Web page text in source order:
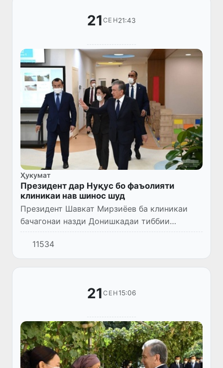
21 СЕН21:43
Ҳукумат
Президент дар Нуқус бо фаъолияти
клиникаи нав шинос шуд
Президент Шавкат Мирзиёев ба клиникаи
бачагонаи назди Донишкадаи тиббии
Қароқалпоқистон ташриф овард.
11534
21СЕН15:06